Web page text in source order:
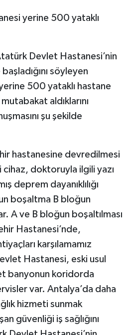
yerine 500 yataklı
Devlet Hastanesi’nin
söyleyen
500 yataklı hastane
aldıklarını
şu şekilde
hastanesine devredilmesi
doktoruyla ilgili yazı
deprem dayanıklılığı
boşaltma B bloğun
A ve B bloğun boşaltılması
Hastanesi’nde,
karşılamamız
Hastanesi, eski usul
banyonun koridorda
var. Antalya’da daha
hizmeti sunmak
güvenliği iş sağlığını